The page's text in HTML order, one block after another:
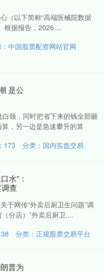
（以下简称“高端医械院数据
根据报告，2026....
中国股票配资网站官网
是公
领，同时把省下来的钱全部砸
，另一边是急速攀升的算
173 分类： 国内实盘交易
水”：
查
于网传“外卖后厨卫生问题”调
分店）”外卖后厨卫....
分类： 正规股票交易平台
普为